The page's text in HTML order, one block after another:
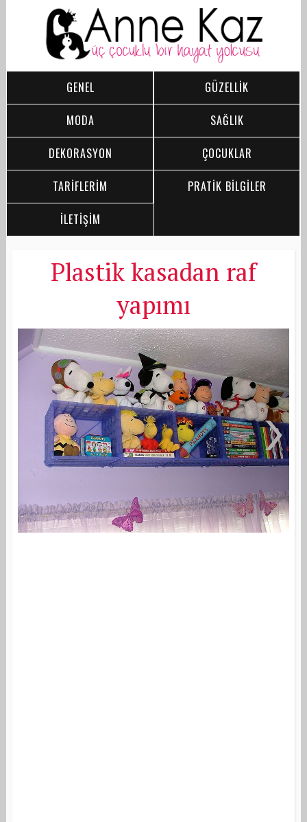
GENEL
GÜZELLİK
MODA
SAĞLIK
DEKORASYON
ÇOCUKLAR
TARİFLERİM
PRATİK BİLGİLER
İLETİŞİM
Plastik kasadan raf
yapımı